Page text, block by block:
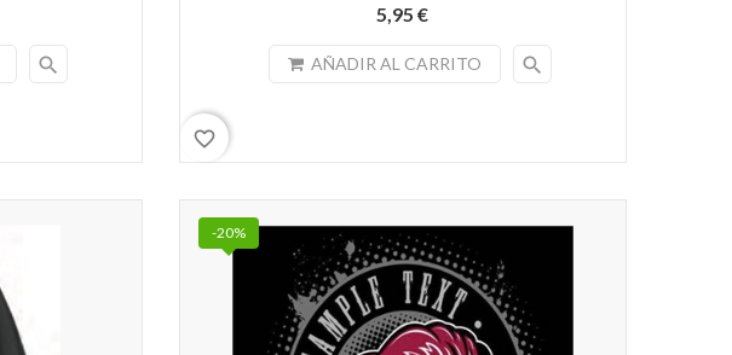
search
5,95 €
AÑADIR AL CARRITO search
favorite_border
-20%